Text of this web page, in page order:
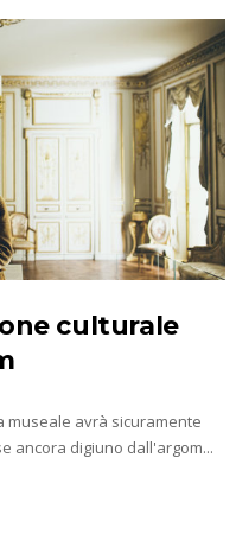
culturale
museale avrà sicuramente
ancora digiuno dall'argom...